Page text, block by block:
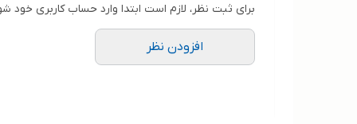
برای ثبت نظر، لازم است ابتدا وارد حساب کاربری خود
افزودن نظر